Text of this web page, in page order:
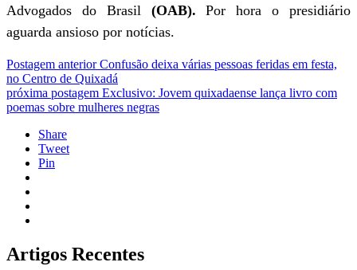
Advogados do Brasil (OAB).Por hora o presidiário
aguarda ansioso por notícias.
Postagem anterior Confusão deixa várias pessoas feridas em festa,
no Centro de Quixadá
próxima postagem Exclusivo: Jovem quixadaense lança livro com
poemas sobre mulheres negras
Share
Tweet
Pin
Artigos Recentes